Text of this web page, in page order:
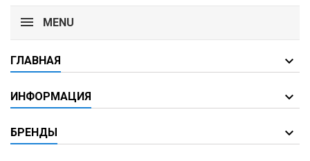
MENU
ГЛАВНАЯ
ИНФОРМАЦИЯ
БРЕНДЫ